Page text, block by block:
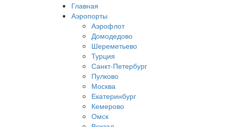
Главная
Аэропорты
Аэрофлот
Домодедово
Шереметьево
Турция
Санкт-Петербург
Пулково
Москва
Екатеринбург
Кемерово
Омск